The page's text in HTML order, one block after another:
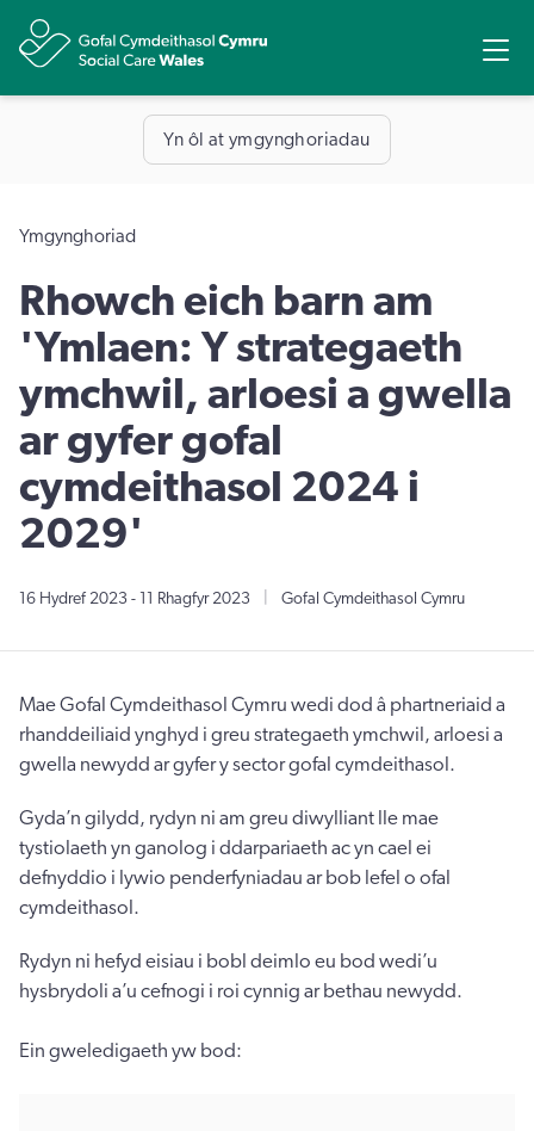
Yn ôl at ymgynghoriadau
Ymgynghoriad
Rhowch eich barn am
'Ymlaen: Y strategaeth
ymchwil, arloesi a gwella
ar gyfer gofal
cymdeithasol 2024 i
2029'
16 Hydref 2023 - 11 Rhagfyr 2023 Gofal Cymdeithasol Cymru
Mae Gofal Cymdeithasol Cymru wedi dod â phartneriaid a
rhanddeiliaid ynghyd i greu strategaeth ymchwil, arloesi a
gwella newydd ar gyfer y sector gofal cymdeithasol.
Gyda’n gilydd, rydyn ni am greu diwylliant lle mae
tystiolaeth yn ganolog i ddarpariaeth ac yn cael ei
defnyddio i lywio penderfyniadau ar bob lefel o ofal
cymdeithasol.
Rydyn ni hefyd eisiau i bobl deimlo eu bod wedi’u
hysbrydoli a’u cefnogi i roi cynnig ar bethau newydd.
Ein gweledigaeth yw bod: